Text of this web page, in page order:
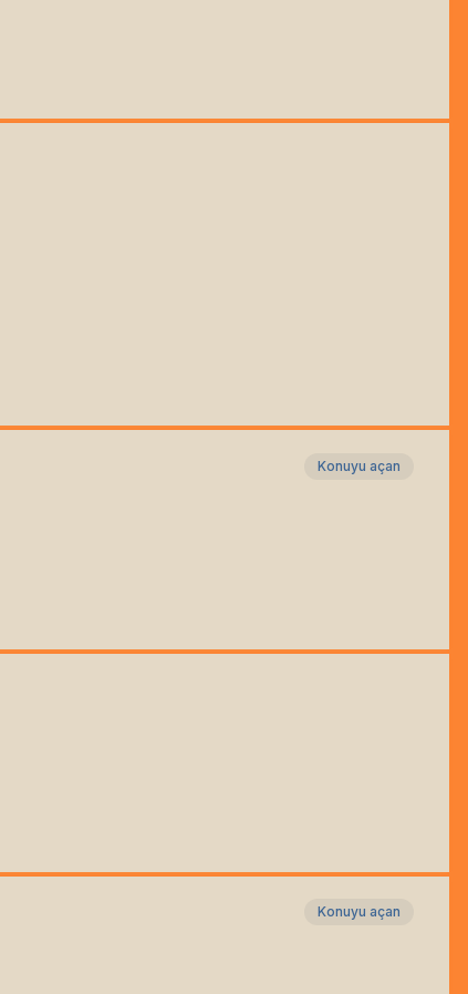
Konuyu açan
Konuyu açan